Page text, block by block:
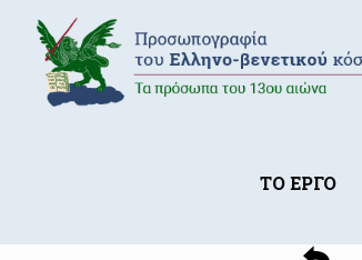
ΤΟ ΕΡΓΟ